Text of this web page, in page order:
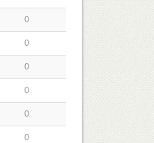
0
0
0
0
0
0